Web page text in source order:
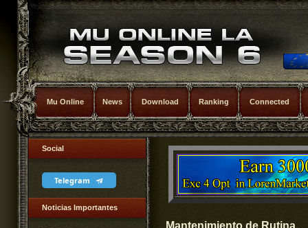
Mu Online News Download Ranking Connected
Social
Telegram
Noticias Importantes
Mantenimiento de Rutina.